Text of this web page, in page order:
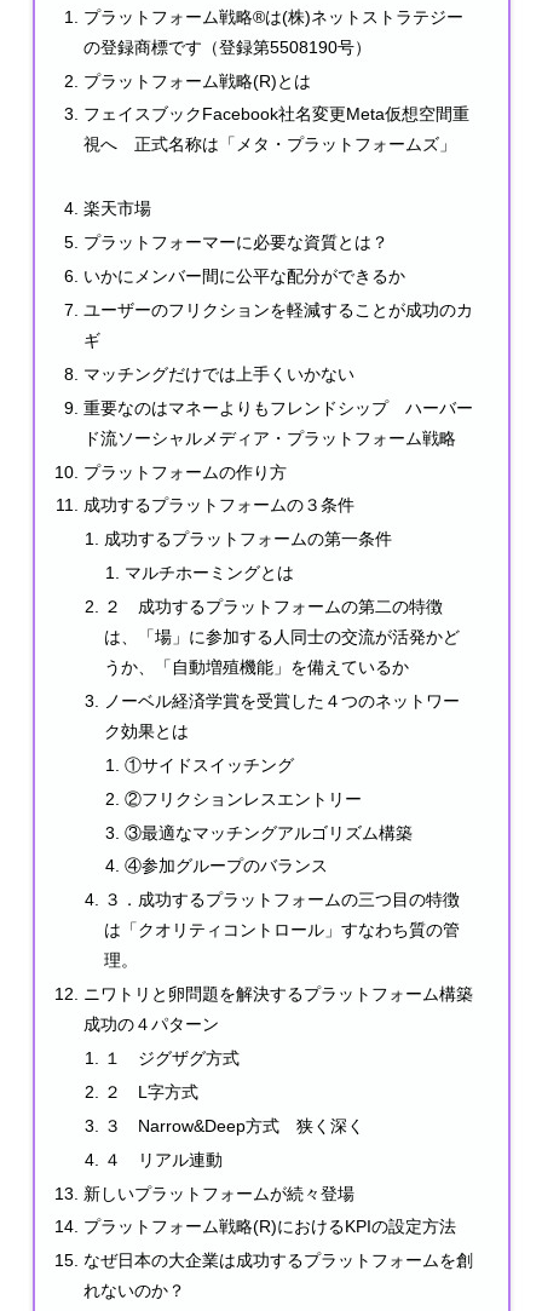
プラットフォーム戦略®は(株)ネットストラテジー
の登録商標です（登録第5508190号）
プラットフォーム戦略(R)とは
フェイスブックFacebook社名変更Meta仮想空間重
視へ 正式名称は「メタ・プラットフォームズ」
楽天市場
プラットフォーマーに必要な資質とは？
いかにメンバー間に公平な配分ができるか
ユーザーのフリクションを軽減することが成功のカ
ギ
マッチングだけでは上手くいかない
重要なのはマネーよりもフレンドシップ ハーバー
ド流ソーシャルメディア・プラットフォーム戦略
プラットフォームの作り方
成功するプラットフォームの３条件
成功するプラットフォームの第一条件
マルチホーミングとは
２ 成功するプラットフォームの第二の特徴
は、「場」に参加する人同士の交流が活発かど
うか、「自動増殖機能」を備えているか
ノーベル経済学賞を受賞した４つのネットワー
ク効果とは
①サイドスイッチング
②フリクションレスエントリー
③最適なマッチングアルゴリズム構築
④参加グループのバランス
３．成功するプラットフォームの三つ目の特徴
は「クオリティコントロール」すなわち質の管
理。
ニワトリと卵問題を解決するプラットフォーム構築
成功の４パターン
１ ジグザグ方式
２ L字方式
３ Narrow&Deep方式 狭く深く
４ リアル連動
新しいプラットフォームが続々登場
プラットフォーム戦略(R)におけるKPIの設定方法
なぜ日本の大企業は成功するプラットフォームを創
れないのか？